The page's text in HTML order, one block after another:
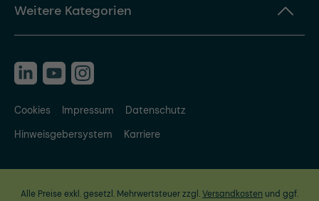
Weitere Kategorien
Cookies Impressum
Datenschutz
Hinweisgebersystem
Karriere
Alle Preise exkl. gesetzl. Mehrwertsteuer zzgl.Versandkosten und ggf.